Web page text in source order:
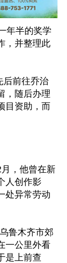
年半的奖学
，并整理此
后前往乔治
，随后办理
目资助，而
，他曾在新
人创作影
处异常劳动
鲁木齐市郊
一公里外看
是上前查